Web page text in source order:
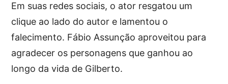
Em suas redes sociais, o ator resgatou um
clique ao lado do autor e lamentou o
falecimento. Fábio Assunção aproveitou para
agradecer os personagens que ganhou ao
longo da vida de Gilberto.